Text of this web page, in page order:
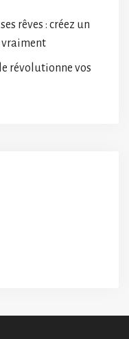
rêves : créez un
vraiment
révolutionne vos